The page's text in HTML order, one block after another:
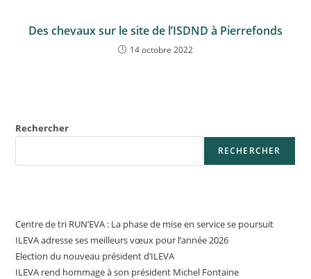
Des chevaux sur le site de l’ISDND à Pierrefonds
14 octobre 2022
Rechercher
RECHERCHER
Centre de tri RUN’EVA : La phase de mise en service se poursuit
ILEVA adresse ses meilleurs vœux pour l’année 2026
Election du nouveau président d’ILEVA
ILEVA rend hommage à son président Michel Fontaine